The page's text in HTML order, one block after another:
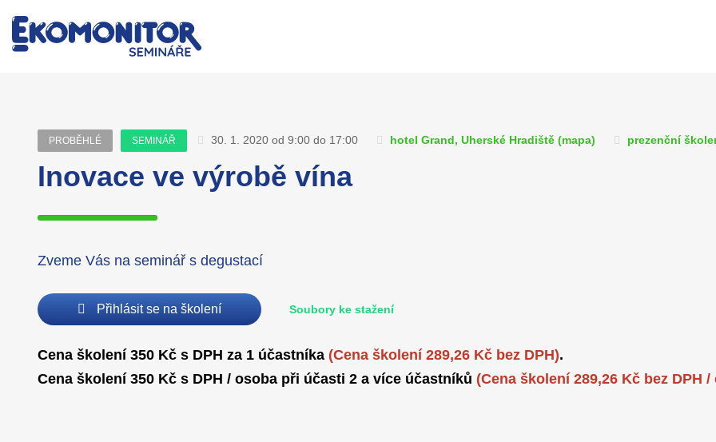
PROBĚHLÉ SEMINÁŘ 30. 1. 2020 od 9:00 do 17:00 hotel Grand, Uherské Hradiště (mapa) prezenční
Inovace ve výrobě vína
Zveme Vás na seminář s degustací
Přihlásit se na školení Soubory ke stažení
Cena školení 350 Kč s DPH za 1 účastníka (Cena školení 289,26 Kč bez DPH).
Cena školení 350 Kč s DPH / osoba při účasti 2 a více účastníků (Cena školení 289,26 Kč bez DPH /